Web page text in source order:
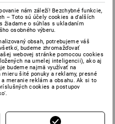
nám záleží! Bezchybné funkcie,
– Toto sú účely cookies a ďalších
žiadame o súhlas s ukladaním
osobného výberu.
obsah, potrebujeme váš
budeme zhromažďovať
webovej stránke pomocou cookies
na umelej inteligencii), ako aj
budeme najmä využívať na
mieru šité ponuky a reklamy, presné
meranie reklám a obsahu. Ak si to
cookies a postupov